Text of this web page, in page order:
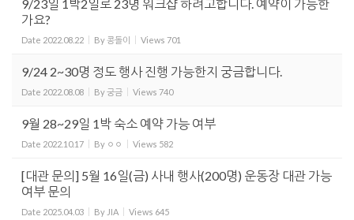
9/23일 1박2일로 23명 워크샵 하려고합니다. 예약이 가능한
가요?
Date 2022.08.22 By콩돌이 Views 701
9/24 2~30명 정도 행사 진행 가능한지 궁금합니다.
Date 2022.08.08 By궁금 Views 740
9월 28~29일 1박 숙소 예약 가능 여부
Date 2022.10.17 By ㅇㅇ Views 582
[대관 문의] 5월 16일(금) 사내 행사(200명) 운동장 대관 가능
여부 문의
Date 2025.04.03 By JIA Views 645